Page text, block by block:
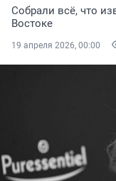
Собрали всё, что
Востоке
19 апреля 2026, 00:00